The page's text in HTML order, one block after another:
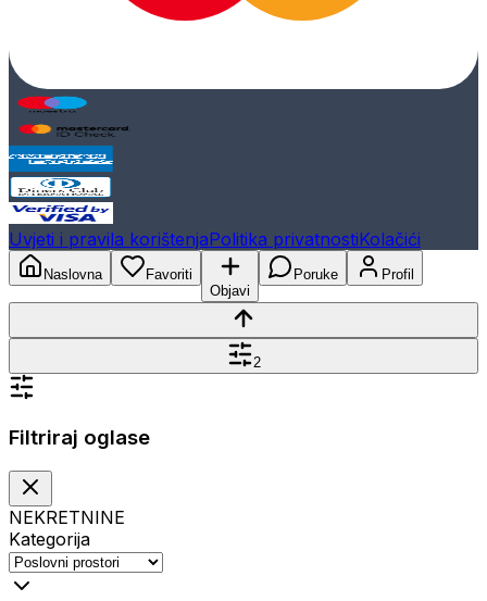
Uvjeti i pravila korištenjaPolitika privatnostiKolačići
Naslovna
Favoriti
Objavi
Poruke Profil
2
Filtriraj oglase
NEKRETNINE
Kategorija